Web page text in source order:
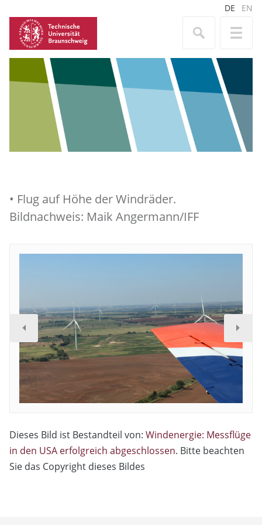
DE EN
• Flug auf Höhe der Windräder.
Bildnachweis: Maik Angermann/IFF
Dieses Bild ist Bestandteil von: Windenergie: Messflüge
in den USA erfolgreich abgeschlossen. Bitte beachten
Sie das Copyright dieses Bildes